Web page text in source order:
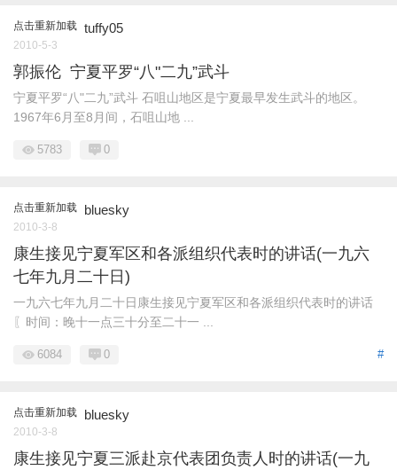
点击重新加载 tuffy05
2010-5-3
郭振伦 宁夏平罗“八"二九”武斗
宁夏平罗“八"二九”武斗 石咀山地区是宁夏最早发生武斗的地区。
1967年6月至8月间，石咀山地 ...
5783 0
点击重新加载 bluesky
2010-3-8
康生接见宁夏军区和各派组织代表时的讲话(一九六
七年九月二十日)
一九六七年九月二十日康生接见宁夏军区和各派组织代表时的讲话
〖时间：晚十一点三十分至二十一 ...
#
6084 0
点击重新加载 bluesky
2010-3-8
康生接见宁夏三派赴京代表团负责人时的讲话(一九